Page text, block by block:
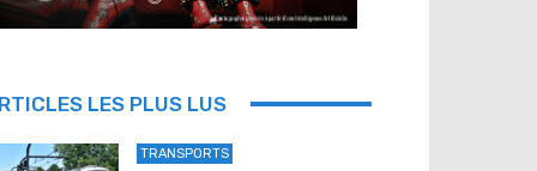
LES PLUS LUS
TRANSPORTS